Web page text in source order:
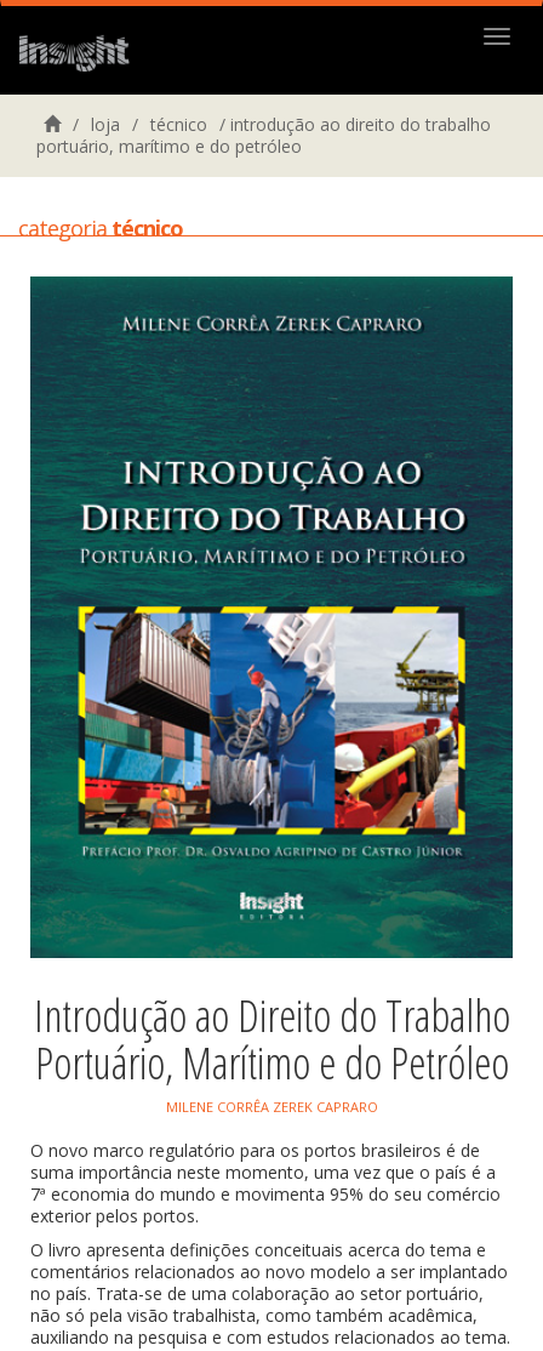
Menu
/ loja / técnico / introdução ao direito do trabalho
portuário, marítimo e do petróleo
categoriatécnico
Introdução ao Direito do Trabalho
Portuário, Marítimo e do Petróleo
MILENE CORRÊA ZEREK CAPRARO
O novo marco regulatório para os portos brasileiros é de
suma importância neste momento, uma vez que o país é a
7ª economia do mundo e movimenta 95% do seu comércio
exterior pelos portos.
O livro apresenta definições conceituais acerca do tema e
comentários relacionados ao novo modelo a ser implantado
no país. Trata-se de uma colaboração ao setor portuário,
não só pela visão trabalhista, como também acadêmica,
auxiliando na pesquisa e com estudos relacionados ao tema.